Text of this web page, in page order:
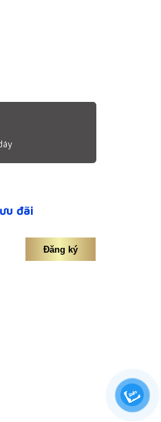
đãi
Đăng ký